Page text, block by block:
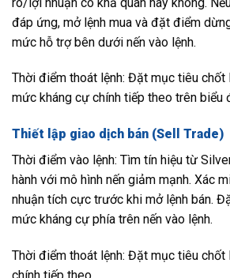
đáp ứng, mở lệnh mua và đặt điểm
mức hỗ trợ bên dưới nến vào lệnh.
Thời điểm thoát lệnh: Đặt mục tiêu
mức kháng cự chính tiếp theo trên biểu
Thiết lập giao dịch bán (Sell Trade)
Thời điểm vào lệnh: Tìm tín hiệu từ
hành với mô hình nến giảm mạnh. Xác
nhuận tích cực trước khi mở lệnh bán.
mức kháng cự phía trên nến vào lệnh.
Thời điểm thoát lệnh: Đặt mục tiêu